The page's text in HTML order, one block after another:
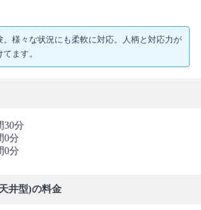
。様々な状況にも柔軟に対応。人柄と対応力が
ます。
30分
0分
0分
井型)の料金